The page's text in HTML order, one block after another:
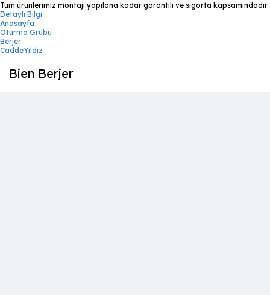
Tüm ürünlerimiz montajı yapılana kadar garantili ve sigorta kapsamındadır.
Detaylı Bilgi
Anasayfa
Oturma Grubu
Berjer
CaddeYıldız
Bien Berjer